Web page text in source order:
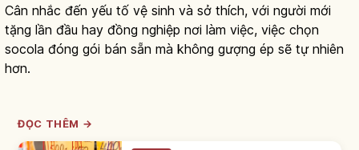
Cân nhắc đến yếu tố vệ sinh và sở thích, với người mới
tặng lần đầu hay đồng nghiệp nơi làm việc, việc chọn
socola đóng gói bán sẵn mà không gượng ép sẽ tự nhiên
hơn.
ĐỌC THÊM →